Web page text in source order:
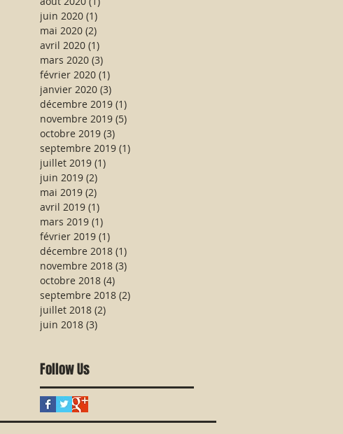
juin 2020 (1)
mai 2020 (2)
avril 2020 (1)
mars 2020 (3)
février 2020 (1)
janvier 2020 (3)
décembre 2019 (1)
novembre 2019 (5)
octobre 2019 (3)
septembre 2019 (1)
juillet 2019 (1)
juin 2019 (2)
mai 2019 (2)
avril 2019 (1)
mars 2019 (1)
février 2019 (1)
décembre 2018 (1)
novembre 2018 (3)
octobre 2018 (4)
septembre 2018 (2)
juillet 2018 (2)
juin 2018 (3)
Follow Us